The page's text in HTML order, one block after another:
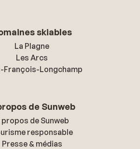
skiables
La Plagne
Les Arcs
François-Longchamp
de Sunweb
propos de Sunweb
responsable
Presse & médias